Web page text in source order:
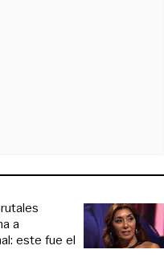
a
este fue el